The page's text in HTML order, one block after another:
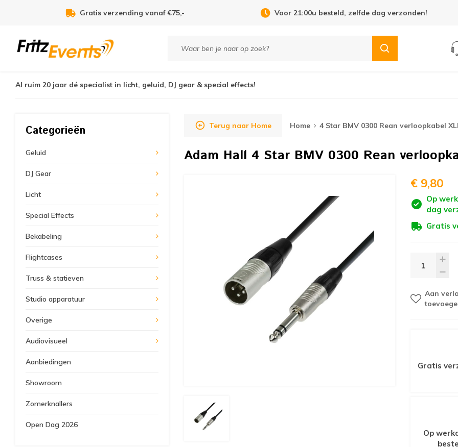
Voor 21:00u besteld, zelfde dag verzonden! Open Dag 19 september in Cuijk!
Al ruim 20 jaar dé specialist in licht, geluid, DJ gear & special effects!
Categorieën
Geluid
DJ Gear
Licht
Special Effects
Bekabeling
Flightcases
Truss & statieven
Studio apparatuur
Overige
Audiovisueel
Aanbiedingen
Showroom
Zomerknallers
Open Dag 2026
Terug naar Home Home 4 Star BMV 0300 Rean verloopkabel
Adam Hall 4 Star BMV 0300 Rean
€ 9,80
Op
dag
Gratis
Aan
Gratis
Op